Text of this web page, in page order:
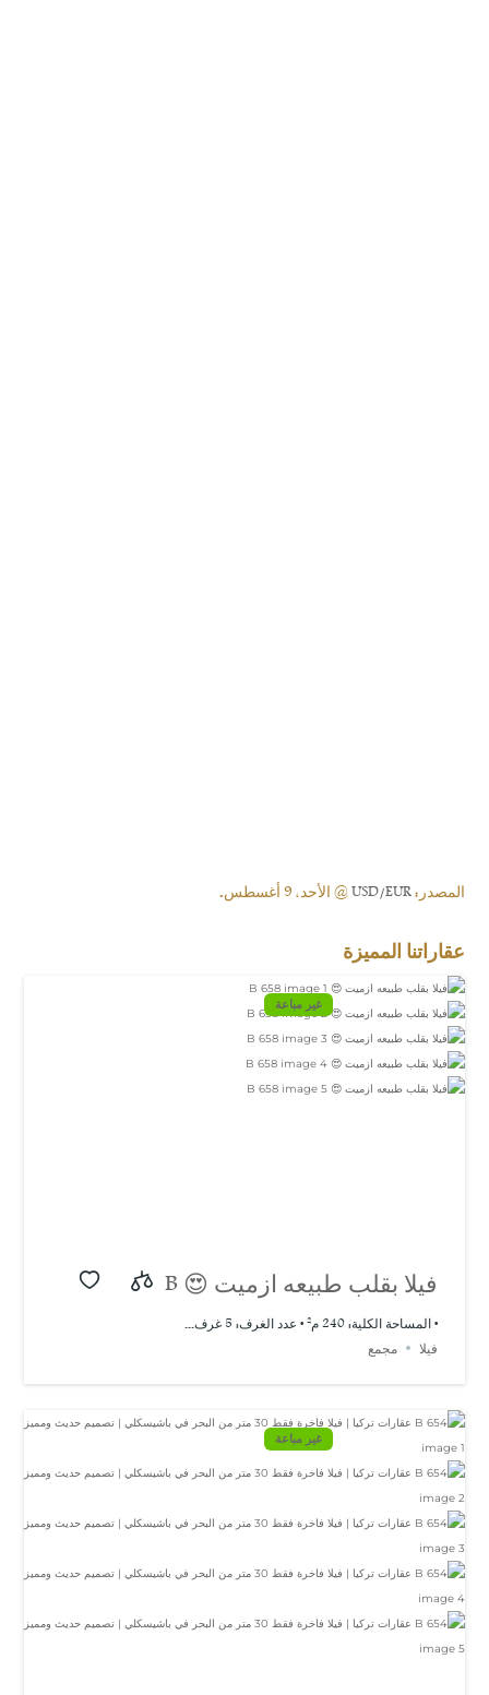
المصدر:USD/EUR@ الأحد, 9 أغسطس.
عقاراتنا المميزة
غير مباعة
فيلا بقلب طبيعه ازميت 😍 B
658
• المساحة الكلية: 240 م² • عدد الغرف: 5 غرف...
فيلا
مجمع
غير مباعة